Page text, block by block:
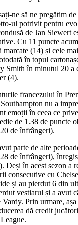
ne să ne pregătim
ul potrivit pentru
de Jan Siewert
Cu 11 puncte
marcate (14) și cele
în topul
Smith în minutul 20 a
(4).
francezului în
nu a
emoții în ceea ce
de 1.38 de puncte
de înfrângeri).
parte de alte
de înfrângeri),
Deși în acest sezon a
consecutive cu
și au pierdut 6 din
vestiarul și a avut
Vardy. Prin urmare,
dă credit